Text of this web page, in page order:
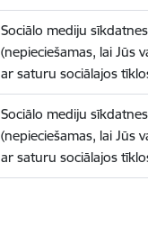
Sociālo mediju sīkdatnes
(nepieciešamas, lai Jūs
ar saturu sociālajos
Sociālo mediju sīkdatnes
(nepieciešamas, lai Jūs
ar saturu sociālajos